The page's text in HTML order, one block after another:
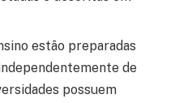
estão preparadas
de
possuem